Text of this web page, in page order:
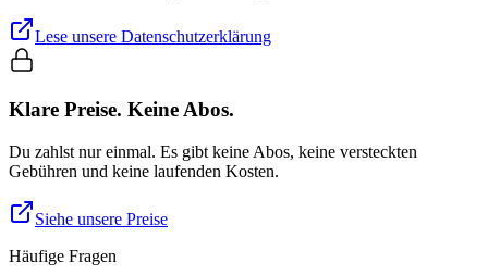
Lese unsere Datenschutzerklärung
Klare Preise. Keine Abos.
Du zahlst nur einmal. Es gibt keine Abos, keine versteckten
Gebühren und keine laufenden Kosten.
Siehe unsere Preise
Häufige Fragen